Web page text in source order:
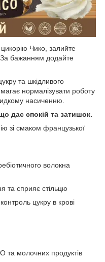
Чико, залийте
бажанням додайте
та шкідливого
нормалізувати роботу
насиченню.
дає спокій та затишок.
зі смаком французької
волокна
та сприяє стільцю
цукру в крові
та молочних продуктів